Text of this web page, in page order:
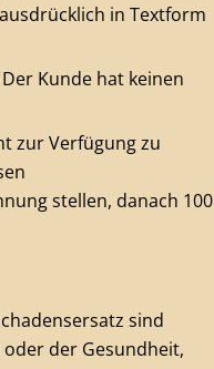
in Textform
Kunde hat keinen
zur Verfügung zu
stellen, danach 100
sind
der Gesundheit,